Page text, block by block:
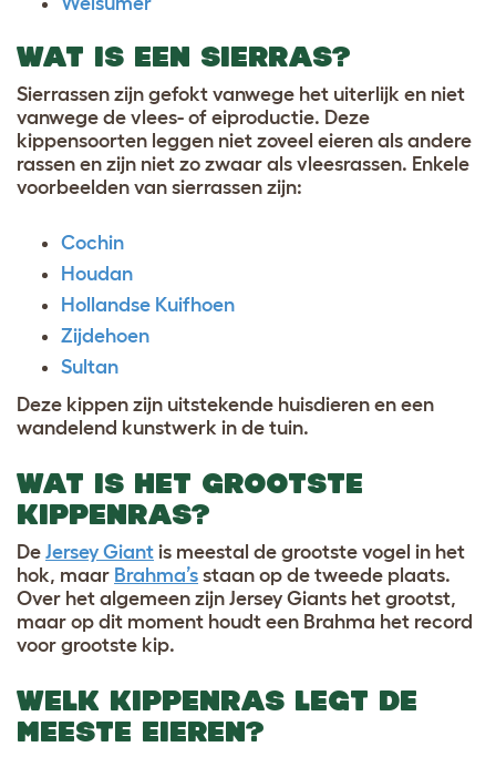
WAT IS EEN SIERRAS?
Sierrassen zijn gefokt vanwege het uiterlijk en niet
vanwege de vlees- of eiproductie. Deze
kippensoorten leggen niet zoveel eieren als andere
rassen en zijn niet zo zwaar als vleesrassen. Enkele
voorbeelden van sierrassen zijn:
Cochin
Houdan
Hollandse Kuifhoen
Zijdehoen
Sultan
Deze kippen zijn uitstekende huisdieren en een
wandelend kunstwerk in de tuin.
WAT IS HET GROOTSTE
KIPPENRAS?
De Jersey Giant is meestal de grootste vogel in het
hok, maar Brahma’s staan op de tweede plaats.
Over het algemeen zijn Jersey Giants het grootst,
maar op dit moment houdt een Brahma het record
voor grootste kip.
WELK KIPPENRAS LEGT DE
MEESTE EIEREN?